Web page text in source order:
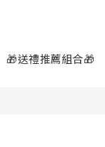
🎁送禮推薦組合🎁